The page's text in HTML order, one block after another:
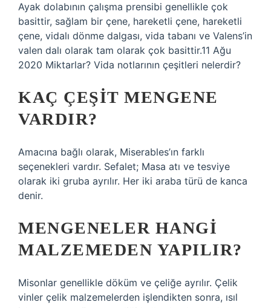
Ayak dolabının çalışma prensibi genellikle çok
basittir, sağlam bir çene, hareketli çene, hareketli
çene, vidalı dönme dalgası, vida tabanı ve Valens’in
valen dalı olarak tam olarak çok basittir.11 Ağu
2020 Miktarlar? Vida notlarının çeşitleri nelerdir?
KAÇ ÇEŞIT MENGENE
VARDIR?
Amacına bağlı olarak, Miserables’ın farklı
seçenekleri vardır. Sefalet; Masa atı ve tesviye
olarak iki gruba ayrılır. Her iki araba türü de kanca
denir.
MENGENELER HANGI
MALZEMEDEN YAPILIR?
Misonlar genellikle döküm ve çeliğe ayrılır. Çelik
vinler çelik malzemelerden işlendikten sonra, ısıl